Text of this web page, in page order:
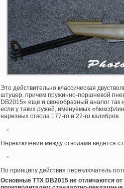
Это действительно классическая
штуцер, причем пружинно-поршневой
DB2015» еще и своеобразный аналог так
если у таких ружей, именуемых
нарезных ствола 177-го и 22-го калибров.
Переключение между стволами ведется с
По принципу действия переключатель
Основные ТТХ DB2015 не отличаются